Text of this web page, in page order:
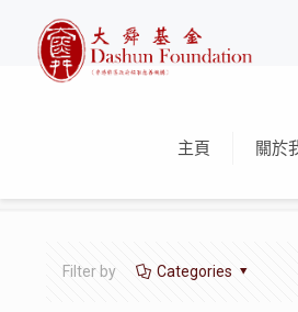
主頁 關於
Filter by Categories